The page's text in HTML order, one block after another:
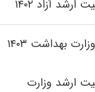
آزاد ۱۴۰۲
بهداشت ۱۴۰۳
ارشد وزارت